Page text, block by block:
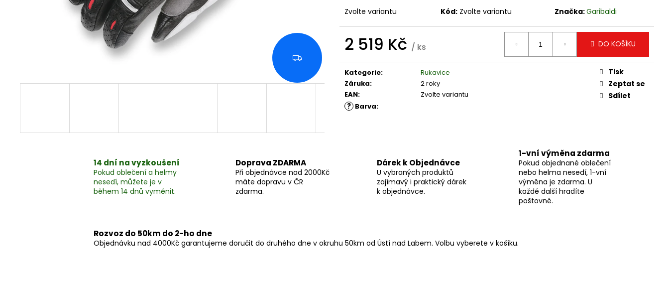
Zvolte variantu Kód: Zvolte variantu Značka:Garibaldi
2 519 Kč / ks
cena:
DO KOŠÍKU
Kategorie:
Rukavice
Záruka:
2 roky
EAN: Zvolte variantu
? Barva:
Tisk
Zeptat se
Sdílet
Z
R
14 dní na vyzkoušení
Pokud oblečení a helmy
nesedí, můžete je v
během 14 dnů vyměnit.
Doprava ZDARMA
Při objednávce nad 2000Kč
máte dopravu v ČR
zdarma.
Dárek k Objednávce
U vybraných produktů
zajímavý i praktický dárek
k objednávce.
1-vní výměna zdarma
Pokud objednané oblečení
nebo helma nesedí, 1-vní
výměna je zdarma. U
každé další hradíte
poštovné.
Rozvoz do 50km do 2-ho dne
Objednávku nad 4000Kč garantujeme doručit do druhého dne v okruhu 50km od Ústí nad Labem. Volbu vyberete v košíku.
324 Kč
ERBALDIMOTO
VODĚ ODOLNÉ